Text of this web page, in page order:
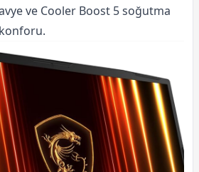
ve Cooler Boost 5 soğutma